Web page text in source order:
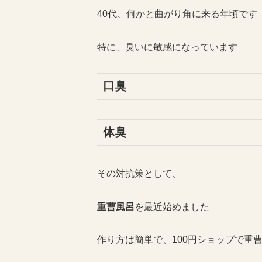
40代、何かと曲がり角に来る年頃です
特に、臭いに敏感になっています
口臭
体臭
その対抗策として、
重曹風呂を最近始めました
作り方は簡単で、100円ショップで重曹